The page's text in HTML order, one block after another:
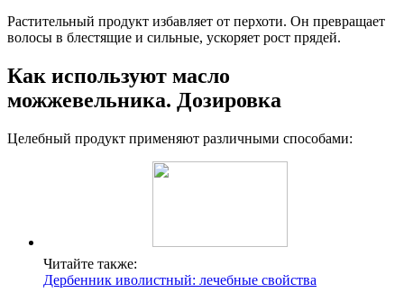
Растительный продукт избавляет от перхоти. Он превращает
волосы в блестящие и сильные, ускоряет рост прядей.
Как используют масло
можжевельника. Дозировка
Целебный продукт применяют различными способами:
Читайте также:
Дербенник иволистный: лечебные свойства